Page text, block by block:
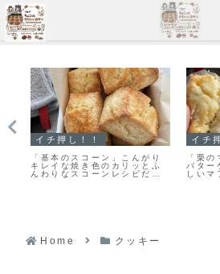
イチ押し！！
「基本の型抜きクッキー生
地」簡単で扱いやすいプレー
ンクッキー生地のレシピだ
よ！
スコ
手軽
♡見た
作りの
Home クッキー
メニュー